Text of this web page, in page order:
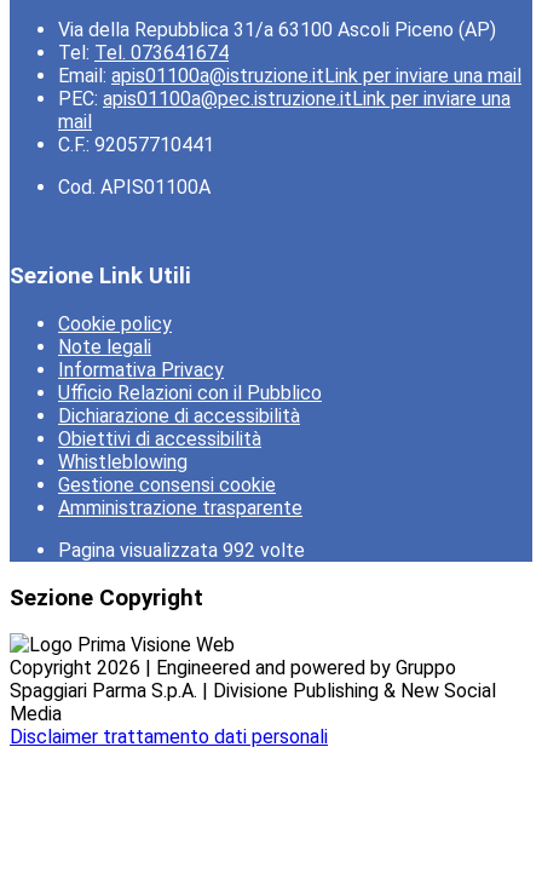
Via della Repubblica 31/a 63100 Ascoli Piceno (AP)
Tel: Tel. 073641674
Email: apis01100a@istruzione.itLink per inviare una mail
PEC: apis01100a@pec.istruzione.itLink per inviare una
mail
C.F.: 92057710441
Cod. APIS01100A
Sezione Link Utili
Cookie policy
Note legali
Informativa Privacy
Ufficio Relazioni con il Pubblico
Dichiarazione di accessibilità
Obiettivi di accessibilità
Whistleblowing
Gestione consensi cookie
Amministrazione trasparente
Pagina visualizzata 992 volte
Sezione Copyright
Copyright 2026 | Engineered and powered by Gruppo
Spaggiari Parma S.p.A. | Divisione Publishing & New Social
Media
Disclaimer trattamento dati personali